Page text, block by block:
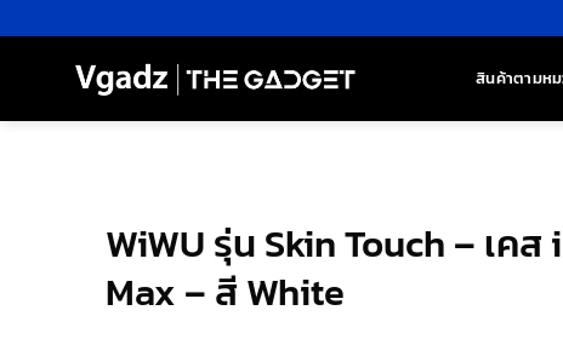
ไป
สินค้าตามห
WiWU รุ่น Skin Touch – เคส
Max – สี White